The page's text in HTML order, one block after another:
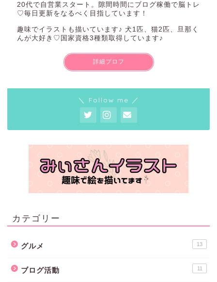
20代で自営業スタート。隙間時間にブログ稼働で脳トレ
♡毎日更新をなるべく目指しています！
趣味でイラストも描いています♪ 犬1匹、猫2匹、旦那く
んが大好き♡国家資格3種類取得しています♪
詳細プロフ
＼ Follow me ／
カテゴリー
グルメ 13
ブログ活動 11